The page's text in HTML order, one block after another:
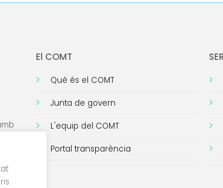
El COMT
Què és el COMT
Junta de govern
L'equip del COMT
Portal transparència